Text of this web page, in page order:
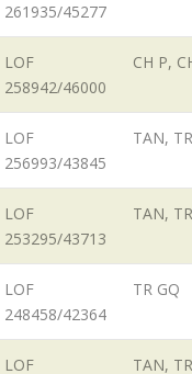
261935/45277
LOF
258942/46000
CH P,
LOF
256993/43845
TAN,
LOF
253295/43713
TAN,
LOF
248458/42364
TR GQ
LOF TAN,